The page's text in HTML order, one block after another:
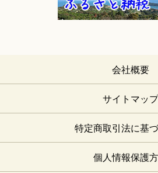
会社概要
サイトマップ
特定商取引法に基
個人情報保護